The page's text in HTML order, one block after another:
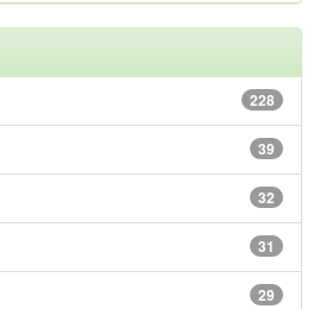
228
39
32
31
29